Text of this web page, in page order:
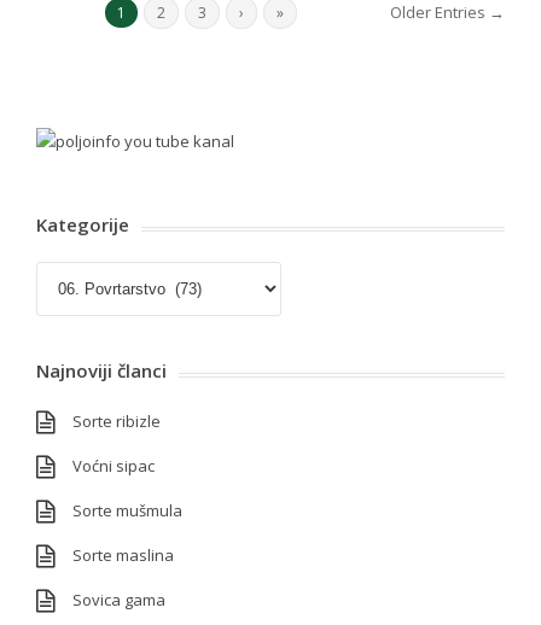
1 2 3 › » Older Entries →
Kategorije
Najnoviji članci
Sorte ribizle
Voćni sipac
Sorte mušmula
Sorte maslina
Sovica gama